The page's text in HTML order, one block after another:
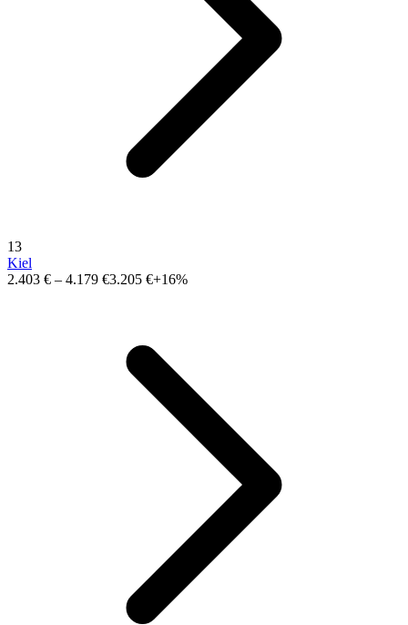
13
Kiel
2.403 € – 4.179 €3.205 €+16%